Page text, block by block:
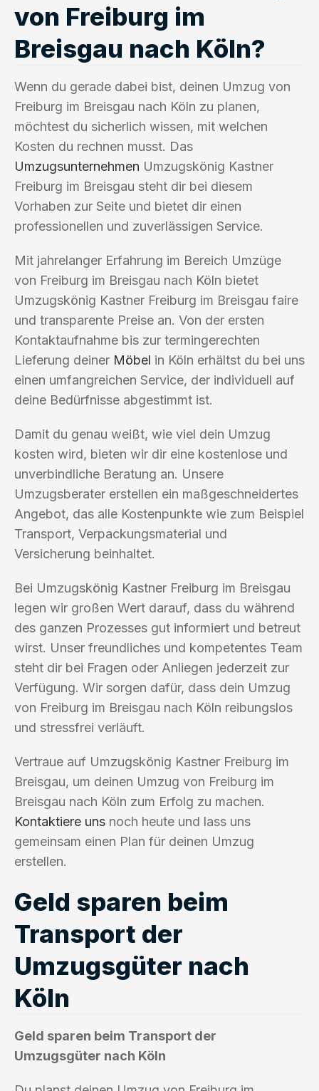
von Freiburg im
Breisgau nach Köln?
Wenn du gerade dabei bist, deinen Umzug von
Freiburg im Breisgau nach Köln zu planen,
möchtest du sicherlich wissen, mit welchen
Kosten du rechnen musst. Das
Umzugsunternehmen Umzugskönig Kastner
Freiburg im Breisgau steht dir bei diesem
Vorhaben zur Seite und bietet dir einen
professionellen und zuverlässigen Service.
Mit jahrelanger Erfahrung im Bereich Umzüge
von Freiburg im Breisgau nach Köln bietet
Umzugskönig Kastner Freiburg im Breisgau faire
und transparente Preise an. Von der ersten
Kontaktaufnahme bis zur termingerechten
Lieferung deiner Möbel in Köln erhältst du bei uns
einen umfangreichen Service, der individuell auf
deine Bedürfnisse abgestimmt ist.
Damit du genau weißt, wie viel dein Umzug
kosten wird, bieten wir dir eine kostenlose und
unverbindliche Beratung an. Unsere
Umzugsberater erstellen ein maßgeschneidertes
Angebot, das alle Kostenpunkte wie zum Beispiel
Transport, Verpackungsmaterial und
Versicherung beinhaltet.
Bei Umzugskönig Kastner Freiburg im Breisgau
legen wir großen Wert darauf, dass du während
des ganzen Prozesses gut informiert und betreut
wirst. Unser freundliches und kompetentes Team
steht dir bei Fragen oder Anliegen jederzeit zur
Verfügung. Wir sorgen dafür, dass dein Umzug
von Freiburg im Breisgau nach Köln reibungslos
und stressfrei verläuft.
Vertraue auf Umzugskönig Kastner Freiburg im
Breisgau, um deinen Umzug von Freiburg im
Breisgau nach Köln zum Erfolg zu machen.
Kontaktiere uns noch heute und lass uns
gemeinsam einen Plan für deinen Umzug
erstellen.
Geld sparen beim
Transport der
Umzugsgüter nach
Köln
Geld sparen beim Transport der
Umzugsgüter nach Köln